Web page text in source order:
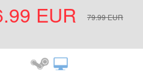
EUR 79.99EUR